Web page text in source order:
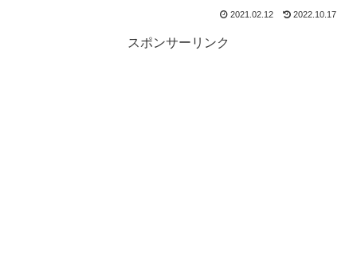
2021.02.12 2022.10.17
スポンサーリンク